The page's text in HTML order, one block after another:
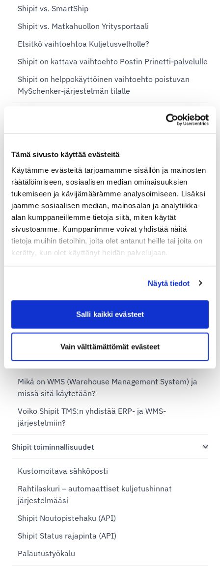
Tämä sivusto käyttää evästeitä
Käytämme evästeitä tarjoamamme sisällön ja mainosten
räätälöimiseen, sosiaalisen median ominaisuuksien
tukemiseen ja kävijämäärämme analysoimiseen. Lisäksi
jaamme sosiaalisen median, mainosalan ja analytiikka-
alan kumppaneillemme tietoja siitä, miten käytät
sivustoamme. Kumppanimme voivat yhdistää näitä
tietoja muihin tietoihin, joita olet antanut heille tai joita on
kerätty, kun olet käyttänyt heidän palvelujaan.
Näytä tiedot
Salli kaikki evästeet
Vain välttämättömät evästeet
Shipit vs. SmartShip
Shipit vs. Matkahuollon Yritysportaali
Etsitkö vaihtoehtoa Kuljetusvelholle?
Shipit on kattava vaihtoehto Postin Prinetti-palvelulle
Shipit on helppokäyttöinen vaihtoehto poistuvan
MySchenker-järjestelmän tilalle
Lisäpalvelut Shipit Delivery Checkoutiin
Shipit Delivery Checkout – asennuspalvelu
Shipit Delivery Checkout Shopify Basic -tasolla
Shipit Delivery Checkout Shopify Grow -tasolla
Shipit Delivery Checkout Shopify Advanced -tasolla
Shipit Delivery Checkout Shopify Plus -tasolla
kokoisille yrityksille?
Mikä on ERP (Enterprise Resource Planning) ja missä
sitä käytetään?
Mikä on WMS (Warehouse Management System) ja
missä sitä käytetään?
Voiko Shipit TMS:n yhdistää ERP- ja WMS-
järjestelmiin?
Shipit toiminnallisuudet
Kustomoitava sähköposti
Rahtilaskuri – automaattiset kuljetushinnat
järjestelmääsi
Shipit Noutopistehaku (API)
Shipit Status rajapinta (API)
Palautustyökalu